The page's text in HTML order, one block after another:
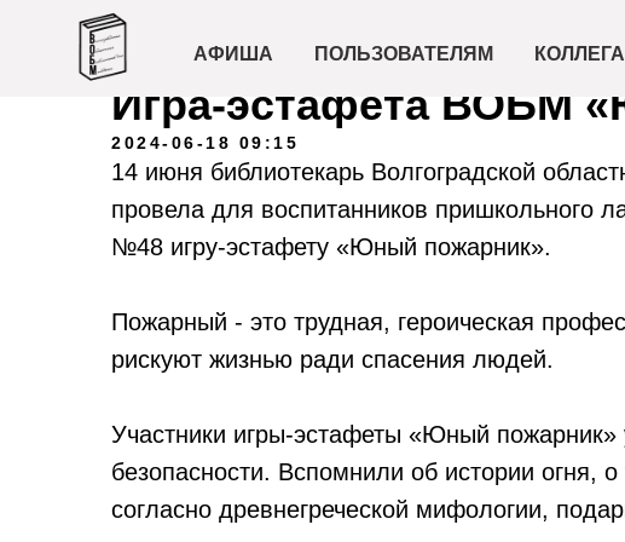
АФИША ПОЛЬЗОВАТЕЛЯМ
Игра-эстафета ВОБМ
2024-06-18 09:15
14 июня библиотекарь Волгоградской
провела для воспитанников пришкольного
№48 игру-эстафету «Юный пожарник».
Пожарный - это трудная, героическая
рискуют жизнью ради спасения людей.
Участники игры-эстафеты «Юный пожарник»
безопасности. Вспомнили об истории огня,
согласно древнегреческой мифологии,